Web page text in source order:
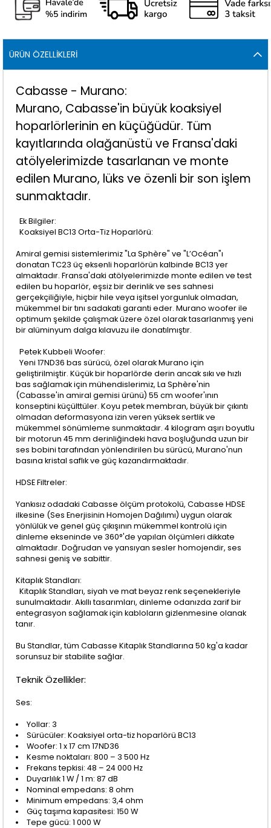
ÜRÜN ÖZELLIKLERI
Cabasse - Murano:
Murano, Cabasse'in büyük koaksiyel
hoparlörlerinin en küçüğüdür. Tüm
kayıtlarında olağanüstü ve Fransa'daki
atölyelerimizde tasarlanan ve monte
edilen Murano, lüks ve özenli bir son işlem
sunmaktadır.
Ek Bilgiler:
Koaksiyel BC13 Orta-Tiz Hoparlörü:
Amiral gemisi sistemlerimiz "La Sphère" ve "L’Océan"ı
donatan TC23 üç eksenli hoparlörün kalbinde BC13 yer
almaktadır. Fransa'daki atölyelerimizde monte edilen ve test
edilen bu hoparlör, eşsiz bir derinlik ve ses sahnesi
gerçekçiliğiyle, hiçbir hile veya işitsel yorgunluk olmadan,
mükemmel bir tını sadakati garanti eder. Murano woofer ile
optimum şekilde çalışmak üzere özel olarak tasarlanmış yeni
bir alüminyum dalga kılavuzu ile donatılmıştır.
Petek Kubbeli Woofer:
Yeni 17ND36 bas sürücü, özel olarak Murano için
geliştirilmiştir. Küçük bir hoparlörde derin ancak sıkı ve hızlı
bas sağlamak için mühendislerimiz, La Sphère'nin
(Cabasse'in amiral gemisi ürünü) 55 cm woofer'ının
konseptini küçülttüler. Koyu petek membran, büyük bir çıkıntı
olmadan deformasyona izin veren yüksek sertlik ve
mükemmel sönümleme sunmaktadır. 4 kilogram aşırı boyutlu
bir motorun 45 mm derinliğindeki hava boşluğunda uzun bir
ses bobini tarafından yönlendirilen bu sürücü, Murano'nun
basına kristal saflık ve güç kazandırmaktadır.
HDSE Filtreler:
Yankısız odadaki Cabasse ölçüm protokolü, Cabasse HDSE
ilkesine (Ses Enerjisinin Homojen Dağılımı) uygun olarak
yönlülük ve genel güç çıkışının mükemmel kontrolü için
dinleme ekseninde ve 360°'de yapılan ölçümleri dikkate
almaktadır. Doğrudan ve yansıyan sesler homojendir, ses
sahnesi geniş ve sabittir.
Kitaplık Standları:
Kitaplık Standları, siyah ve mat beyaz renk seçenekleriyle
sunulmaktadır. Akıllı tasarımları, dinleme odanızda zarif bir
entegrasyon sağlamak için kabloların gizlenmesine olanak
tanır.
Bu Standlar, tüm Cabasse Kitaplık Standlarına 50 kg'a kadar
sorunsuz bir stabilite sağlar.
Teknik Özellikler:
Ses:
Yollar: 3
Sürücüler: Koaksiyel orta-tiz hoparlörü BC13
Woofer: 1 x 17 cm 17ND36
Kesme noktaları: 800 – 3 500 Hz
Frekans tepkisi: 48 – 24 000 Hz
Duyarlılık 1 W / 1 m: 87 dB
Nominal empedans: 8 ohm
Minimum empedans: 3,4 ohm
Güç taşıma kapasitesi: 150 W
Tepe gücü: 1 000 W